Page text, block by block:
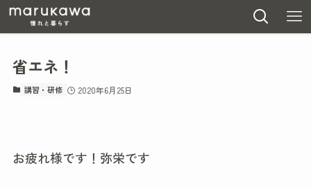
省エネ！
講習・研修 2020年6月25日
お疲れ様です！弥栄です